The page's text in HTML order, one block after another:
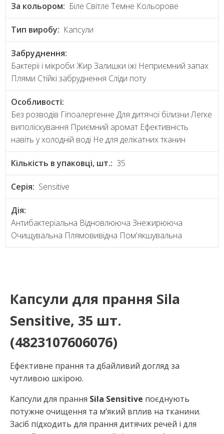
За кольором: Біле Світле Темне Кольорове
Тип виробу: Капсули
Забруднення:
Бактерії і мікроби Жир Залишки їжі Неприємний запах
Плями Стійкі забруднення Сліди поту
Особливості:
Без розводів Гіпоалергенне Для дитячої білизни Легке
виполіскування Приємний аромат Ефективність
навіть у холодній воді Не для делікатних тканин
Кількість в упаковці, шт.: 35
Серія: Sensitive
Дія:
Антибактеріальна Відновлююча Знежирююча
Очищувальна Плямовивідна Пом'якшувальна
Капсули для прання Sila
Sensitive, 35 шт.
(4823107606076)
Ефективне прання та дбайливий догляд за
чутливою шкірою.
Капсули для прання Sila Sensitive поєднують
потужне очищення та м’який вплив на тканини.
Засіб підходить для прання дитячих речей і для